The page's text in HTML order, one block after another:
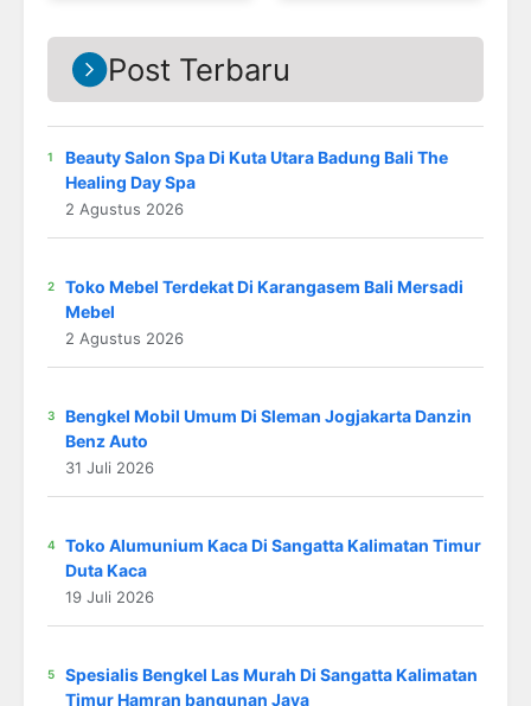
Post Terbaru
Beauty Salon Spa Di Kuta Utara Badung Bali The
Healing Day Spa
2 Agustus 2026
Toko Mebel Terdekat Di Karangasem Bali Mersadi
Mebel
2 Agustus 2026
Bengkel Mobil Umum Di Sleman Jogjakarta Danzin
Benz Auto
31 Juli 2026
Toko Alumunium Kaca Di Sangatta Kalimatan Timur
Duta Kaca
19 Juli 2026
Spesialis Bengkel Las Murah Di Sangatta Kalimatan
Timur Hamran bangunan Jaya